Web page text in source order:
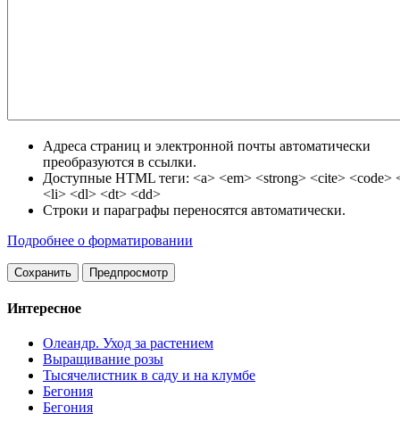
Адреса страниц и электронной почты автоматически
преобразуются в ссылки.
Доступные HTML теги: <a> <em> <strong> <cite> <code>
<li> <dl> <dt> <dd>
Строки и параграфы переносятся автоматически.
Подробнее о форматировании
Интересное
Олеандр. Уход за растением
Выращивание розы
Тысячелистник в саду и на клумбе
Бегония
Бегония